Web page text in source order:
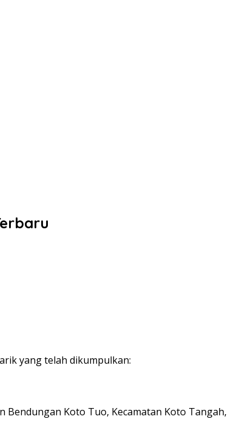
yang telah dikumpulkan:
Bendungan Koto Tuo, Kecamatan Koto Tangah,